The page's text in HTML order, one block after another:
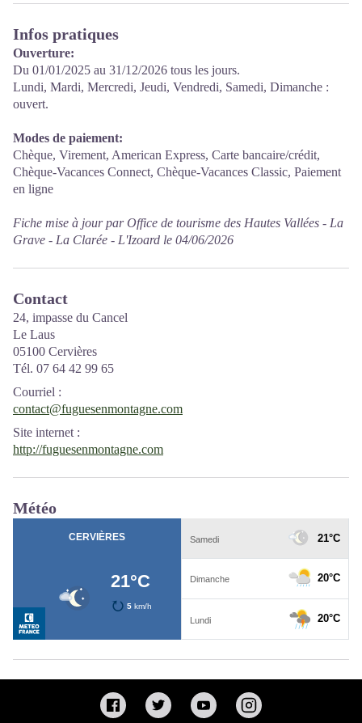
Infos pratiques
Ouverture:
Du 01/01/2025 au 31/12/2026 tous les jours.
Lundi, Mardi, Mercredi, Jeudi, Vendredi, Samedi, Dimanche :
ouvert.
Modes de paiement:
Chèque, Virement, American Express, Carte bancaire/crédit,
Chèque-Vacances Connect, Chèque-Vacances Classic, Paiement
en ligne
Fiche mise à jour par Office de tourisme des Hautes Vallées - La
Grave - La Clarée - L'Izoard le 04/06/2026
Contact
24, impasse du Cancel
Le Laus
05100 Cervières
Tél. 07 64 42 99 65
Courriel :
contact@fuguesenmontagne.com
Site internet :
http://fuguesenmontagne.com
Météo